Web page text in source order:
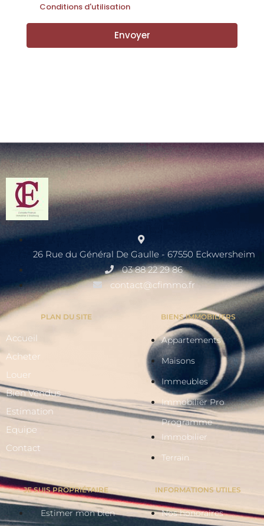
Conditions d'utilisation
Envoyer
26 Rue du Général De Gaulle - 67550 Eckwersheim
03 88 22 29 86
contact@cfimmo.fr
PLAN DU SITE
Accueil
Acheter
Louer
Bien Vendus
Estimation
Equipe
Contact
BIENS IMMOBILIERS
Appartements
Maisons
Immeubles
Immobilier Pro
Programme
Immobilier
Terrain
JE SUIS PROPRIÉTAIRE
Estimer mon bien
INFORMATIONS UTILES
Nos honoraires